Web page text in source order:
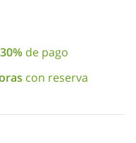
de pago
con reserva